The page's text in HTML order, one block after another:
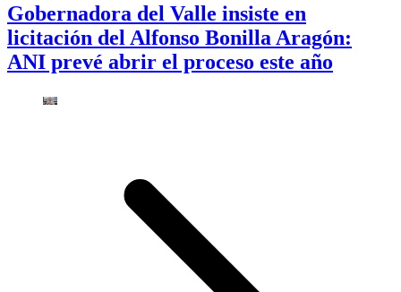
Gobernadora del Valle insiste en
licitación del Alfonso Bonilla Aragón:
ANI prevé abrir el proceso este año